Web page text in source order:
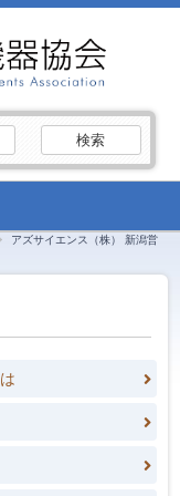
索:
アズサイエンス（株） 新潟営